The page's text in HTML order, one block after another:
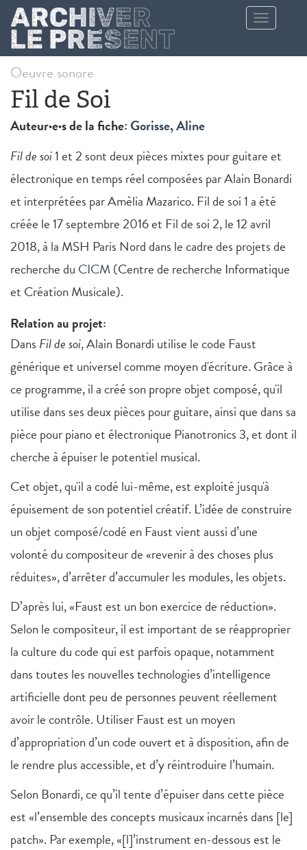
Aller au contenu principal
Toggle
navigation
Oeuvre sonore
Fil de Soi
Auteur·e·s de la fiche:Gorisse, Aline
Fil de soi1 et 2 sont deux pièces mixtes pour guitare et
électronique en temps réel composées par Alain Bonardi
et interprétées par Amèlia Mazarico. Fil de soi 1 a été
créée le 17 septembre 2016 et Fil de soi 2, le 12 avril
2018, à la MSH Paris Nord dans le cadre des projets de
recherche du CICM(Centre de recherche Informatique
et Création Musicale).
Relation au projet:
Dans Fil de soi, Alain Bonardi utilise le code Faust
générique et universel comme moyen d'écriture. Grâce à
ce programme, il a créé son propre objet composé, qu'il
utilise dans ses deux pièces pour guitare, ainsi que dans sa
pièce pour piano et électronique Pianotronics 3, et dont il
cherche à épuiser le potentiel musical.
Cet objet, qu'il a codé lui-même, est exploité jusqu'à
épuisement de son potentiel créatif. L’idée de construire
un objet composé/codé en Faust vient aussi d’une
volonté du compositeur de «revenir à des choses plus
réduites», d’arrêter d’accumuler les modules, les objets.
D’après lui, «Faust est un bon exercice de réduction».
Selon le compositeur, il est important de se réapproprier
la culture du code qui est parfois opaque, notamment
dans toutes les nouvelles technologies d’intelligence
artificielle dont peu de personnes peuvent réellement
avoir le contrôle. Utiliser Faust est un moyen
d’appropriation d’un code ouvert et à disposition, afin de
le rendre plus accessible, et d’y réintroduire l’humain.
Selon Bonardi, ce qu’il tente d’épuiser dans cette pièce
est «l’ensemble des concepts musicaux incarnés dans [le]
patch». Par exemple, «[l]’instrument en-dessous est le